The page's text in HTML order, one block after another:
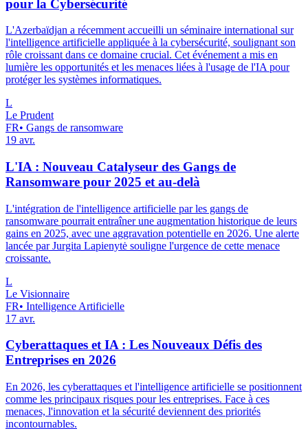
pour la Cybersécurité
L'Azerbaïdjan a récemment accueilli un séminaire international sur
l'intelligence artificielle appliquée à la cybersécurité, soulignant son
rôle croissant dans ce domaine crucial. Cet événement a mis en
lumière les opportunités et les menaces liées à l'usage de l'IA pour
protéger les systèmes informatiques.
L
Le Prudent
FR• Gangs de ransomware
19 avr.
L'IA : Nouveau Catalyseur des Gangs de
Ransomware pour 2025 et au-delà
L'intégration de l'intelligence artificielle par les gangs de
ransomware pourrait entraîner une augmentation historique de leurs
gains en 2025, avec une aggravation potentielle en 2026. Une alerte
lancée par Jurgita Lapienytė souligne l'urgence de cette menace
croissante.
L
Le Visionnaire
FR• Intelligence Artificielle
17 avr.
Cyberattaques et IA : Les Nouveaux Défis des
Entreprises en 2026
En 2026, les cyberattaques et l'intelligence artificielle se positionnent
comme les principaux risques pour les entreprises. Face à ces
menaces, l'innovation et la sécurité deviennent des priorités
incontournables.